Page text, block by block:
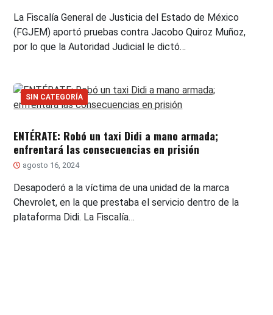
La Fiscalía General de Justicia del Estado de México
(FGJEM) aportó pruebas contra Jacobo Quiroz Muñoz,
por lo que la Autoridad Judicial le dictó…
SIN CATEGORÍA
ENTÉRATE: Robó un taxi Didi a mano armada;
enfrentará las consecuencias en prisión
agosto 16, 2024
Desapoderó a la víctima de una unidad de la marca
Chevrolet, en la que prestaba el servicio dentro de la
plataforma Didi. La Fiscalía…